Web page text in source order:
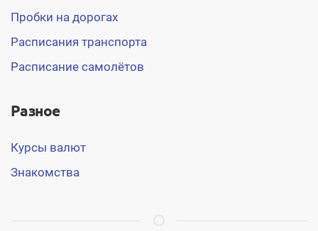
Пробки на дорогах
Расписания транспорта
Расписание самолётов
Разное
Курсы валют
Знакомства